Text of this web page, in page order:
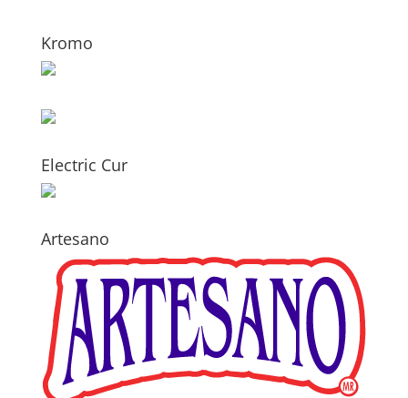
Kromo
Electric Cur
Artesano